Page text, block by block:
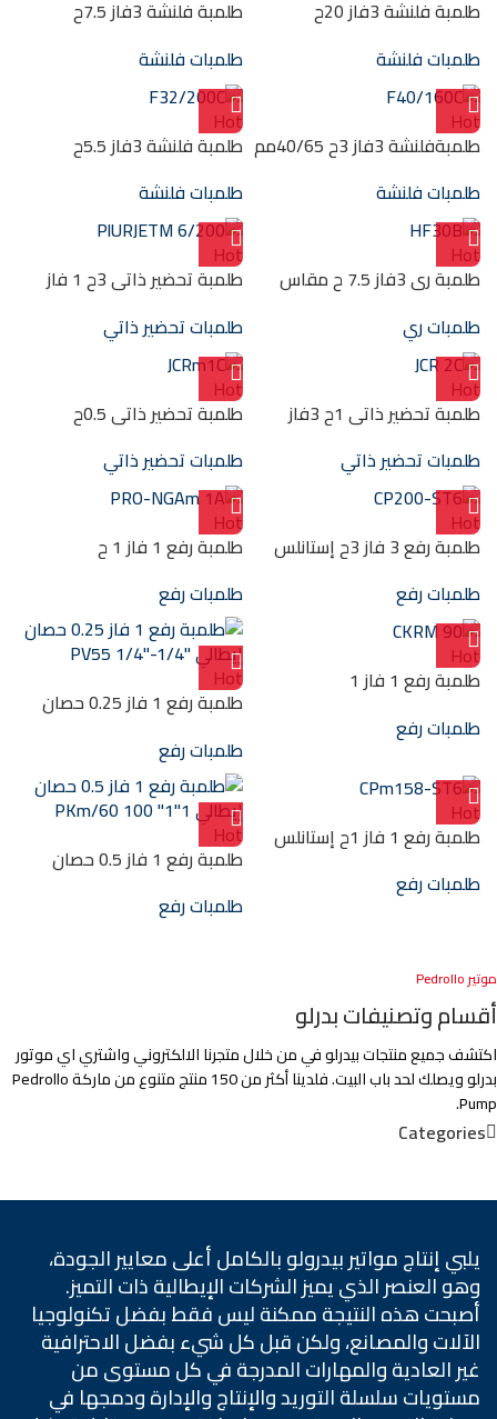
طلمبة فلنشة 3فاز 20ح
طلمبات فلنشة
طلمبة فلنشة 3فاز 7.5ح
طلمبات فلنشة
Hot
طلمبةفلنشة 3فاز 3ح 40/65مم
طلمبات فلنشة
Hot
طلمبة فلنشة 3فاز 5.5ح
طلمبات فلنشة
Hot
طلمبة ري 3فاز 7.5 ح مقاس
طلمبات ري
Hot
طلمبة تحضير ذاتي 3ح 1 فاز
مراحل ستانلس PlURJETM
6/200
طلمبات تحضير ذاتي
Hot
طلمبة تحضير ذاتي 1ح 3فاز
طلمبات تحضير ذاتي
Hot
طلمبة تحضير ذاتي 0.5ح
طلمبات تحضير ذاتي
Hot
طلمبة رفع 3 فاز 3ح إستانلس
طلمبات رفع
Hot
طلمبة رفع 1 فاز 1 ح
NGAm 1A
طلمبات رفع
Hot
طلمبة رفع 1 فاز 1
90
طلمبات رفع
Hot
طلمبة رفع 1 فاز 0.25 حصان
طلمبات رفع
Hot
طلمبة رفع 1 فاز 1ح إستانلس
طلمبات رفع
Hot
طلمبة رفع 1 فاز 0.5 حصان
طلمبات رفع
موتير Pedrollo
أقسام وتصنيفات بدرلو
اكتشف جميع منتجات بيدرلو في من خلال متجرنا الالكتروني واشتري اي موتور
بدرلو ويصلك لحد باب البيت. فلدينا أكثر من 150 منتج متنوع من ماركة Pedrollo
Pump.
Categories
يلبي إنتاج مواتير بيدرولو بالكامل أعلى معايير الجودة،
وهو العنصر الذي يميز الشركات الإيطالية ذات التميز.
أصبحت هذه النتيجة ممكنة ليس فقط بفضل تكنولوجيا
الآلات والمصانع، ولكن قبل كل شيء بفضل الاحترافية
غير العادية والمهارات المدرجة في كل مستوى من
مستويات سلسلة التوريد والإنتاج والإدارة ودمجها في